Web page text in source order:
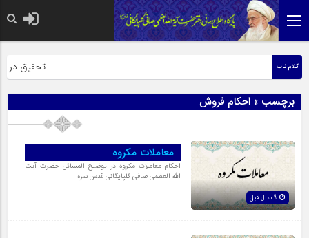
کلام ناب تحقیق در
برچسب » احکام فروش
معاملات مکروه
احکام معاملات مکروه در توضیح المسائل حضرت آیت
الله العظمی صافی گلپایگانی قدس سره